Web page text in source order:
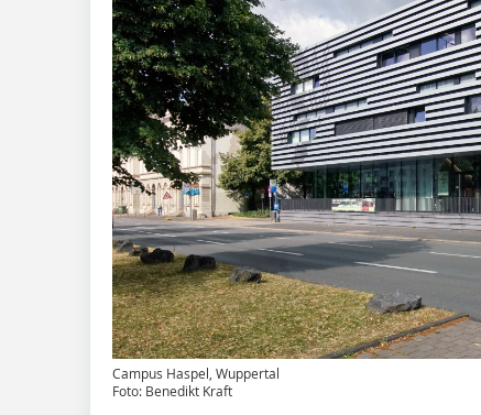
Campus Haspel, Wuppertal
Foto: Benedikt Kraft